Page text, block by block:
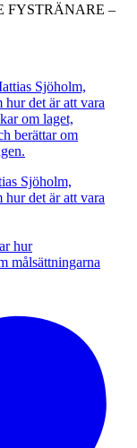
FYSTRÄNARE –
Sjöholm,
hur det är att vara
hur
målsättningarna